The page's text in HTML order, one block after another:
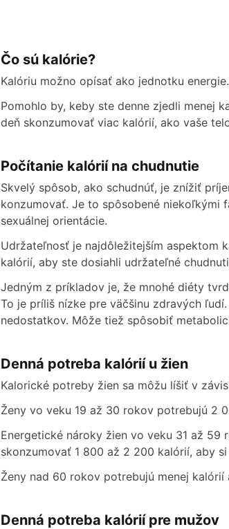
Čo sú kalórie?
Kalóriu možno opísať ako jednotku
Pomohlo by, keby ste denne zjedli menej
deň skonzumovať viac kalórií, ako vaše
Počítanie kalórií na chudnutie
Skvelý spôsob, ako schudnúť, je znížiť
konzumovať. Je to spôsobené niekoľkými
sexuálnej orientácie.
Udržateľnosť je najdôležitejším aspektom
kalórií, aby ste dosiahli udržateľné
Jedným z príkladov je, že mnohé diéty
To je príliš nízke pre väčšinu zdravých
nedostatkov. Môže tiež spôsobiť
Denná potreba kalórií u žien
Kalorické potreby žien sa môžu líšiť v
Ženy vo veku 19 až 30 rokov potrebujú 2
Energetické nároky žien vo veku 31 až
skonzumovať 1 800 až 2 200 kalórií, aby
Ženy nad 60 rokov potrebujú menej
Denná potreba kalórií pre mužov